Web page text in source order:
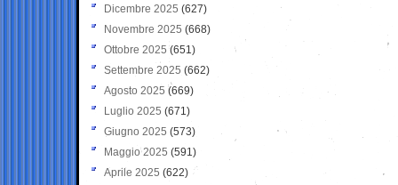
Dicembre 2025 (627)
Novembre 2025 (668)
Ottobre 2025 (651)
Settembre 2025 (662)
Agosto 2025 (669)
Luglio 2025 (671)
Giugno 2025 (573)
Maggio 2025 (591)
Aprile 2025 (622)